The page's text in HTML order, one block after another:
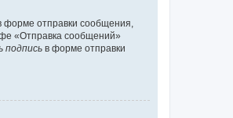
форме отправки сообщения,
«Отправка сообщений»
подпись в форме отправки